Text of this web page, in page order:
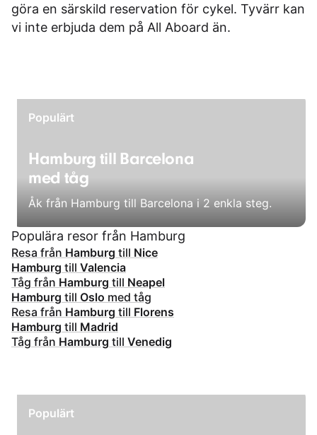
göra en särskild reservation för cykel. Tyvärr kan
vi inte erbjuda dem på All Aboard än.
Populärt
Hamburg till Barcelona
med tåg
Åk från Hamburg till Barcelona i 2 enkla steg.
Populära resor från Hamburg
Resa från Hamburg till Nice
Hamburg till Valencia
Tåg från Hamburg till Neapel
Hamburg till Oslo med tåg
Resa från Hamburg till Florens
Hamburg till Madrid
Tåg från Hamburg till Venedig
Populärt